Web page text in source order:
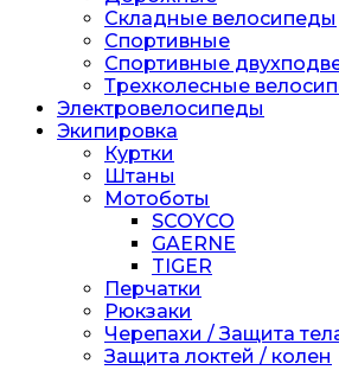
Складные велосипеды
Спортивные
Спортивные
Трехколесные
Электровелосипеды
Экипировка
Куртки
Штаны
Мотоботы
SCOYCO
GAERNE
TIGER
Перчатки
Рюкзаки
Черепахи / Защита
Защита локтей / колен